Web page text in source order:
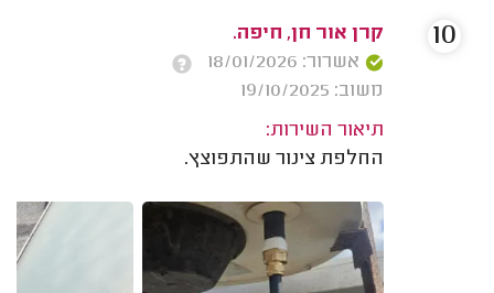
קרן אור חן, חיפה.
אשרור: 18/01/2026
משוב: 19/10/2025
תיאור השירות:
החלפת צינור שהתפוצץ.
10